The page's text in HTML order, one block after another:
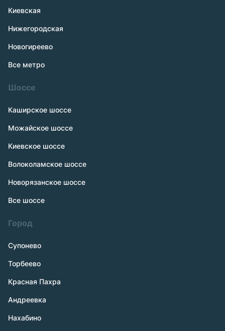
Киевская
Нижегородская
Новогиреево
Все метро
Шоссе
Каширское шоссе
Можайское шоссе
Киевское шоссе
Волоколамское шоссе
Новорязанское шоссе
Все шоссе
Город
Супонево
Торбеево
Красная Пахра
Андреевка
Нахабино